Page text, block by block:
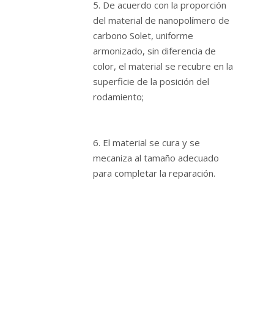
5. De acuerdo con la proporción
del material de nanopolímero de
carbono Solet, uniforme
armonizado, sin diferencia de
color, el material se recubre en la
superficie de la posición del
rodamiento;
6. El material se cura y se
mecaniza al tamaño adecuado
para completar la reparación.